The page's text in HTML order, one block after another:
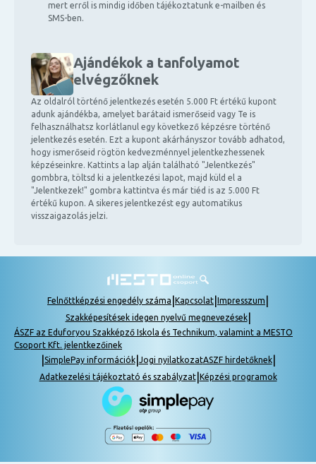
mert erről is mindig időben tájékoztatunk e-mailben és
SMS-ben.
Ajándékok a tanfolyamot
elvégzőknek
Az oldalról történő jelentkezés esetén 5.000 Ft értékű kupont
adunk ajándékba, amelyet barátaid ismerőseid vagy Te is
felhasználhatsz korlátlanul egy következő képzésre történő
jelentkezés esetén. Ezt a kupont akárhányszor tovább adhatod,
hogy ismerőseid rögtön kedvezménnyel jelentkezhessenek
képzéseinkre. Kattints a lap alján található "Jelentkezés"
gombbra, töltsd ki a jelentkezési lapot, majd küld el a
"Jelentkezek!" gombra kattintva és már tiéd is az 5.000 Ft
értékű kupon. A sikeres jelentkezést egy automatikus
visszaigazolás jelzi.
Felnőttképzési engedély száma Kapcsolat Impresszum
Szakképesítések idegen nyelvű megnevezések|
ÁSZF az Eduforyou Szakképző Iskola és Technikum, valamint a MESTO
Csoport Kft. jelentkezőinek
SimplePay információk| Jogi nyilatkozatASZF hirdetőknek|
Adatkezelési tájékoztató és szabályzat| Képzési programok